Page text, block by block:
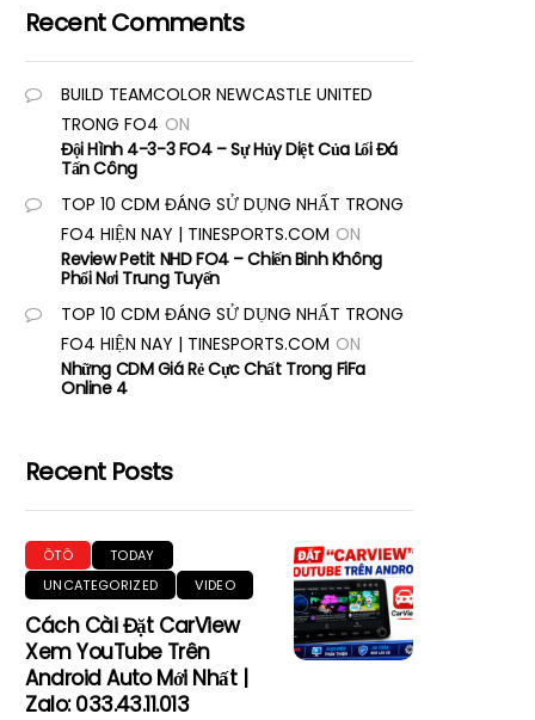
Recent Comments
BUILD TEAMCOLOR NEWCASTLE UNITED
TRONG FO4 ON
Đội Hình 4-3-3 FO4 – Sự Hủy Diệt Của Lối Đá
Tấn Công
TOP 10 CDM ĐÁNG SỬ DỤNG NHẤT TRONG
FO4 HIỆN NAY | TINESPORTS.COM ON
Review Petit NHD FO4 – Chiến Binh Không
Phổi Nơi Trung Tuyến
TOP 10 CDM ĐÁNG SỬ DỤNG NHẤT TRONG
FO4 HIỆN NAY | TINESPORTS.COM ON
Những CDM Giá Rẻ Cực Chất Trong FiFa
Online 4
Recent Posts
ÔTÔ
TODAY
UNCATEGORIZED
VIDEO
Cách Cài Đặt CarView
Xem YouTube Trên
Android Auto Mới Nhất |
Zalo: 033.43.11.013